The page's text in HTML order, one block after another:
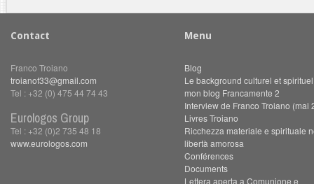
Contact
Franco Troiano
troianof33@gmail.com
Tel : +32 (0) 475 44 74 43
Eurologos Group
Tel : +32 (0)2 735 48 18
www.eurologos.com
Menu
Blog
Le background culturel et
mon blog Francamente 2
Interview de Franco Troiano (mai
Livres Troiano
Ricchezza materiale e spirituale
libertà amorosa
Conférences
Documents
Lettera aperta a Comunione e